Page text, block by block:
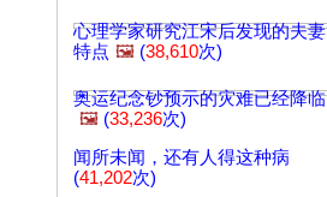
心理学家研究江宋后发现的夫妻
特点 🖼️ (38,610次)
奥运纪念钞预示的灾难已经降临
🖼️ (33,236次)
闻所未闻，还有人得这种病
(41,202次)